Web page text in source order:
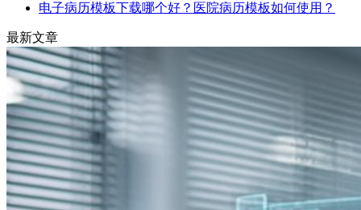
电子病历模板下载哪个好？医院病历模板如何使用？
最新文章